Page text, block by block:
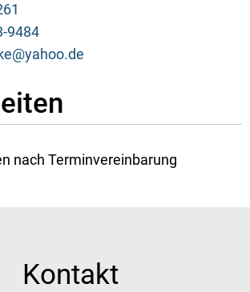
9484
nach Terminvereinbarung
Kontakt